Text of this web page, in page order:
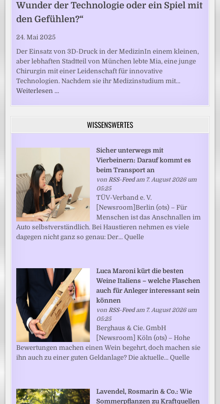
Wunder der Technologie oder ein Spiel mit
den Gefühlen?“
24. Mai 2025
Der Einsatz von 3D-Druck in der MedizinIn einem kleinen,
aber lebhaften Stadtteil von München lebte Mia, eine junge
Chirurgin mit einer Leidenschaft für innovative
Technologien. Nachdem sie ihr Medizinstudium mit…
Weiterlesen …
WISSENSWERTES
Sicher unterwegs mit
Vierbeinern: Darauf kommt es
beim Transport an
vonRSS-Feedam 7. August 2026 um
05:25
TÜV-Verband e. V.
[Newsroom]Berlin (ots) – Für
Menschen ist das Anschnallen im
Auto selbstverständlich. Bei Haustieren nehmen es viele
dagegen nicht ganz so genau: Der... Quelle
Luca Maroni kürt die besten
Weine Italiens – welche Flaschen
auch für Anleger interessant sein
können
vonRSS-Feedam 7. August 2026 um
05:25
Berghaus & Cie. GmbH
[Newsroom] Köln (ots) – Hohe
Bewertungen machen einen Wein begehrt, doch machen sie
ihn auch zu einer guten Geldanlage? Die aktuelle... Quelle
Lavendel, Rosmarin & Co.: Wie
Sommerpflanzen zu Kraftquellen